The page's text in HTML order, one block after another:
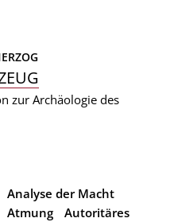
zur Archäologie des
Analyse der Macht
Atmung
Autoritäres